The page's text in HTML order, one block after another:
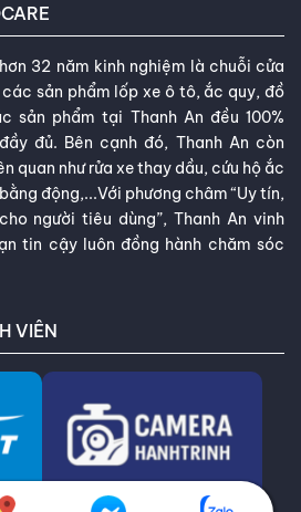
32 năm kinh nghiệm là chuỗi cửa
sản phẩm lốp xe ô tô, ắc quy, đồ
sản phẩm tại Thanh An đều 100%
đủ. Bên cạnh đó, Thanh An còn
quan như rửa xe thay dầu, cứu hộ ắc
động,...Với phương châm “Uy tín,
người tiêu dùng”, Thanh An vinh
tin cậy luôn đồng hành chăm sóc
VIÊN